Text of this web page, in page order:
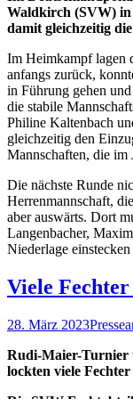
Waldkirch (SVW) in
damit gleichzeitig
Im Heimkampf lagen
anfangs zurück,
in Führung gehen
die stabile
Philine Kaltenbach
gleichzeitig den
Mannschaften, die im
Die nächste Runde
Herrenmannschaft,
aber auswärts. Dort
Langenbacher,
Niederlage
Viele
28. März 2023
Rudi-Maier-Turnier
lockten viele